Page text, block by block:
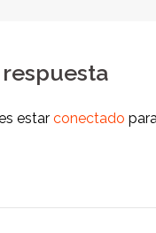
estar conectado